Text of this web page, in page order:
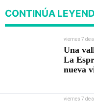
CONTINÚA
viernes 7 de
Una
La
nueva
viernes 7 de